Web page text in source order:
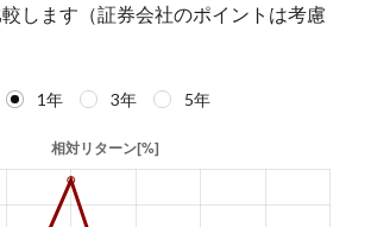
します（証券会社のポイントは考慮
1年 3年 5年